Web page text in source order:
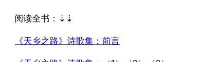
阅读全书：⇣⇣
《天乡之路》诗歌集：前言